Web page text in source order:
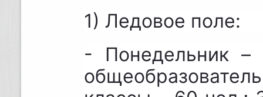
1) Ледовое поле:
- Понедельник –